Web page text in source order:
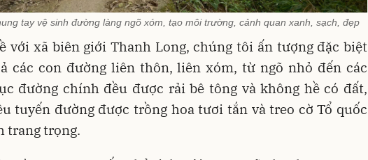
tay vệ sinh đường làng ngõ xóm, tạo môi trường, cảnh quan xanh, sạch, đẹp
với xã biên giới Thanh Long, chúng tôi ấn tượng đặc biệt
các con đường liên thôn, liên xóm, từ ngõ nhỏ đến các
đường chính đều được rải bê tông và không hề có đất,
tuyến đường được trồng hoa tươi tắn và treo cờ Tổ quốc
trang trọng.